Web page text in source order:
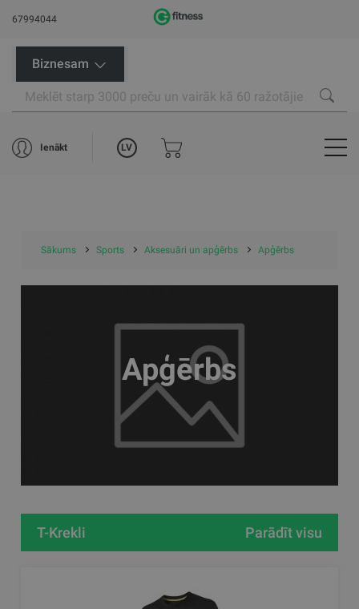
67994044
Biznesam
Ienākt LV
Sākums Sports Aksesuāri un apģērbs Apģērbs
Apģērbs
T-Krekli Parādīt visu